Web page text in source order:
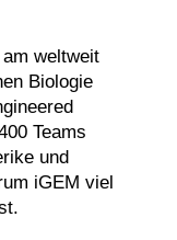
weltweit
Biologie
Teams
und
iGEM viel